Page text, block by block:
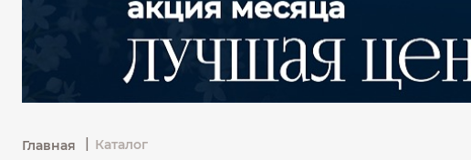
Главная Каталог